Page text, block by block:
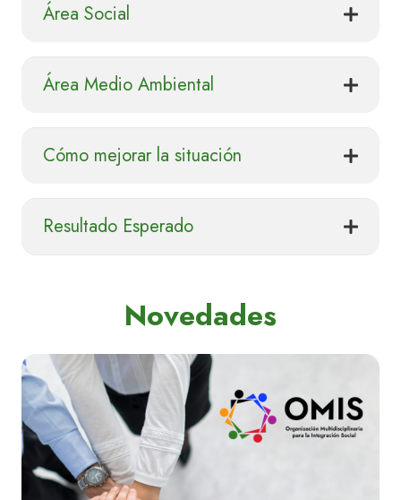
Área Social
Área Medio Ambiental
Cómo mejorar la situación
Resultado Esperado
Novedades